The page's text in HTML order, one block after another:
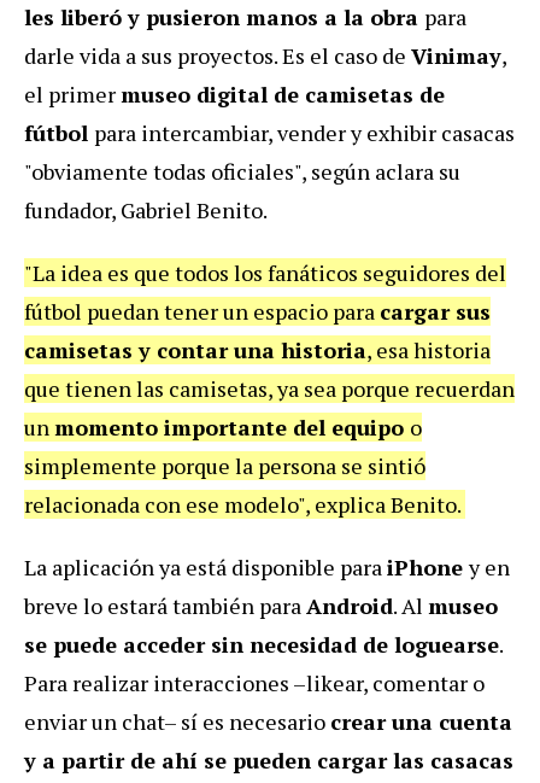
les liberó y pusieron manos a la obra para
darle vida a sus proyectos. Es el caso de Vinimay,
el primermuseo digital de camisetas de
fútbol para intercambiar, vender y exhibir casacas
"obviamente todas oficiales", según aclara su
fundador, Gabriel Benito.
"La idea es que todos los fanáticos seguidores del
fútbol puedan tener un espacio para cargar sus
camisetas y contar una historia, esa historia
que tienen las camisetas, ya sea porque recuerdan
unmomento importante del equipo o
simplemente porque la persona se sintió
relacionada con ese modelo", explica Benito.
La aplicación ya está disponible paraiPhoney en
breve lo estará también paraAndroid. Al museo
se puede acceder sin necesidad de loguearse.
Para realizar interacciones –likear, comentar o
enviar un chat– sí es necesario crear una cuenta
y a partir de ahí se pueden cargar las casacas